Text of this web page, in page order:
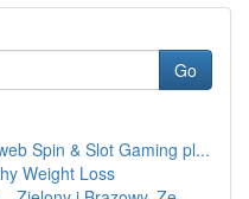
Go
Spin & Slot Gaming pl...
Weight Loss